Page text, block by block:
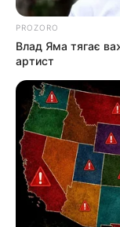
PROZORO
Влад Яма тягає
артист